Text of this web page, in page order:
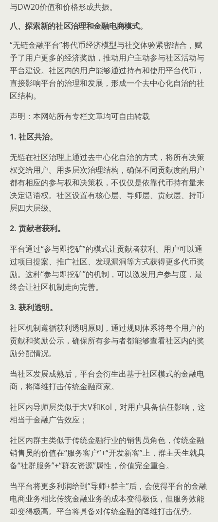
与DW20价值和价格形成共振。
八、探索新的社区治理和金融电商模式。
“无链金融平台”将代币经济模型与社交体验紧密结合，赋
予了用户更多的经济奖励，推动用户主动参与社区活动与
平台建设。社区内的用户能够通过持有和使用平台代币，
直接影响平台的治理和发展，形成一个去中心化自治的社
区结构。
声明：本网站所有专栏文章均可自由转载
1. 社区共治。
无链在社区治理上通过去中心化自治的方式，将所有决策
权交给用户。用多层次治理结构，确保不同贡献度的用户
都有相应的参与权和决策权，不仅仅是依靠代币持有量来
决定话语权。社区设置有核心层、导师层、贡献层、持币
层四大层级。
2. 贡献者获利。
平台通过“参与即挖矿”的模式让贡献者获利。用户可以通
过项目提案、推广社区、发现漏洞等方式获得更多代币奖
励。这种“参与即挖矿”的机制，可以激发用户参与度，最
终会让社区机制走向完善。
3. 获利透明。
社区机制遵循获利透明原则，通过规则体系将每个用户的
贡献和奖励公示，确保所有参与者都能够查看社区内的奖
励分配情况。
当社区发展成熟后，平台会衍生出基于社区模式的金融电
商，将降维打击传统金融商家。
社区内导师层类似于大V和Kol，对用户具备信任影响，这
相当于金融广告效应；
社区内群主类似于传统金融行业的销售员角色，传统金融
销售员的价值在“服务客户”+“开发新客”上，群主天生就具
备“社群服务”+“群友资源”属性，价值完全重合。
当平台将更多利润给到“导师+群主”后，会使得平台的金融
电商业务相比传统金融业务的成本变得极低，但服务效能
却变得极高。平台将具备对传统金融的降维打击优势。